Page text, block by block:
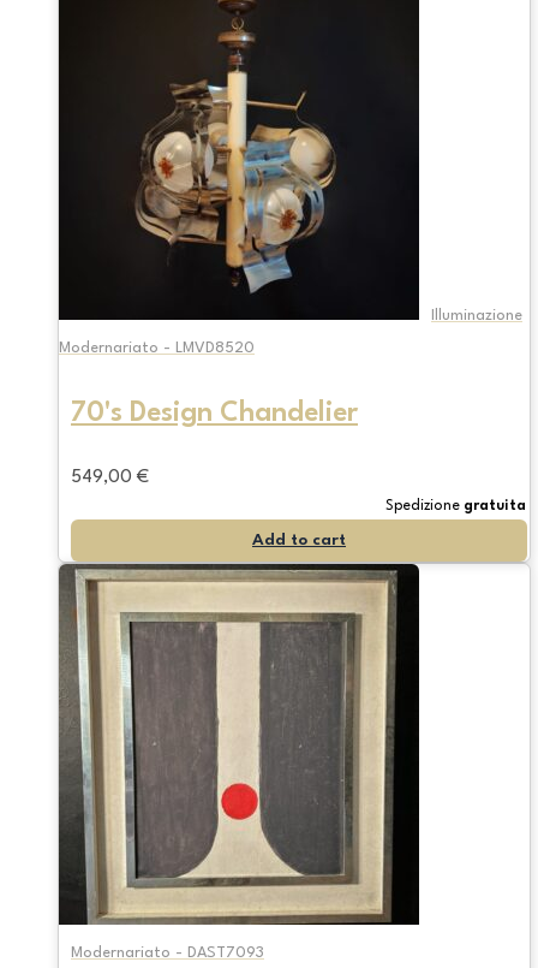
Illuminazione
Modernariato - LMVD8520
70's Design Chandelier
549,00 €
Spedizione gratuita
Add to cart
Modernariato - DAST7093